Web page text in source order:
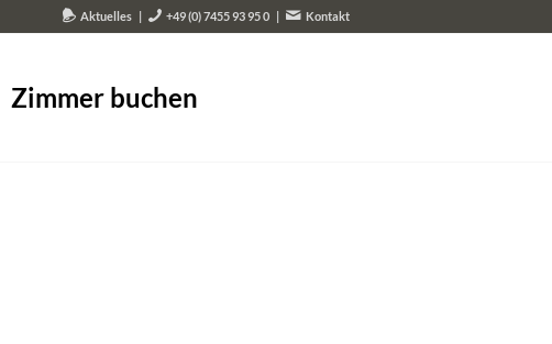
Aktuelles | +49 (0) 7455 93 95 0 | Kontakt
Zimmer buchen